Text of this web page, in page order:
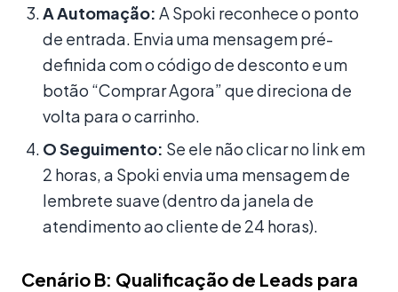
A Automação: A Spoki reconhece o ponto
de entrada. Envia uma mensagem pré-
definida com o código de desconto e um
botão “Comprar Agora” que direciona de
volta para o carrinho.
O Seguimento: Se ele não clicar no link em
2 horas, a Spoki envia uma mensagem de
lembrete suave (dentro da janela de
atendimento ao cliente de 24 horas).
Cenário B: Qualificação de Leads para